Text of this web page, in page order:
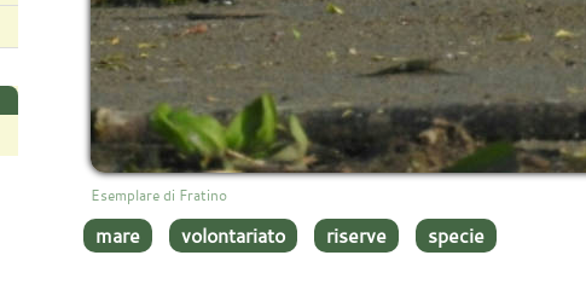
Esemplare di Fratino
mare volontariato riserve specie